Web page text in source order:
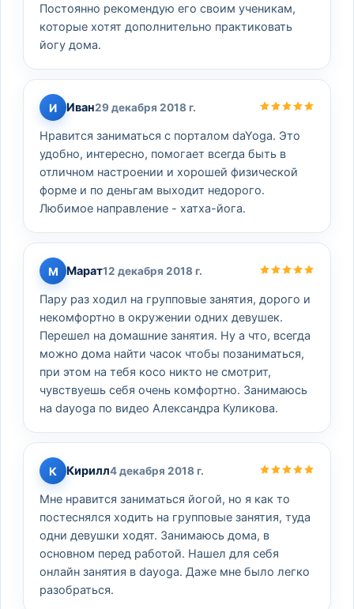
Постоянно рекомендую его своим ученикам,
которые хотят дополнительно практиковать
йогу дома.
И Иван29 декабря 2018 г.
Нравится заниматься с порталом daYoga. Это
удобно, интересно, помогает всегда быть в
отличном настроении и хорошей физической
форме и по деньгам выходит недорого.
Любимое направление - хатха-йога.
М Марат12 декабря 2018 г.
Пару раз ходил на групповые занятия, дорого и
некомфортно в окружении одних девушек.
Перешел на домашние занятия. Ну а что, всегда
можно дома найти часок чтобы позаниматься,
при этом на тебя косо никто не смотрит,
чувствуешь себя очень комфортно. Занимаюсь
на dayoga по видео Александра Куликова.
К Кирилл4 декабря 2018 г.
Мне нравится заниматься йогой, но я как то
постеснялся ходить на групповые занятия, туда
одни девушки ходят. Занимаюсь дома, в
основном перед работой. Нашел для себя
онлайн занятия в dayoga. Даже мне было легко
разобраться.